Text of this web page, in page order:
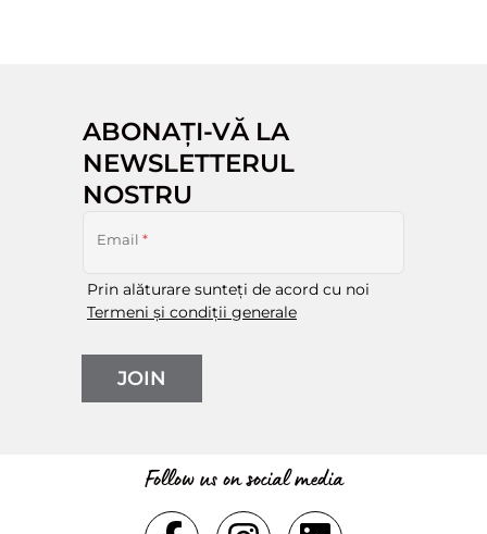
ABONAȚI-VĂ LA
NEWSLETTERUL
NOSTRU
Email *
Prin alăturare sunteți de acord cu noi
Termeni și condiții generale
JOIN
Follow us on social media